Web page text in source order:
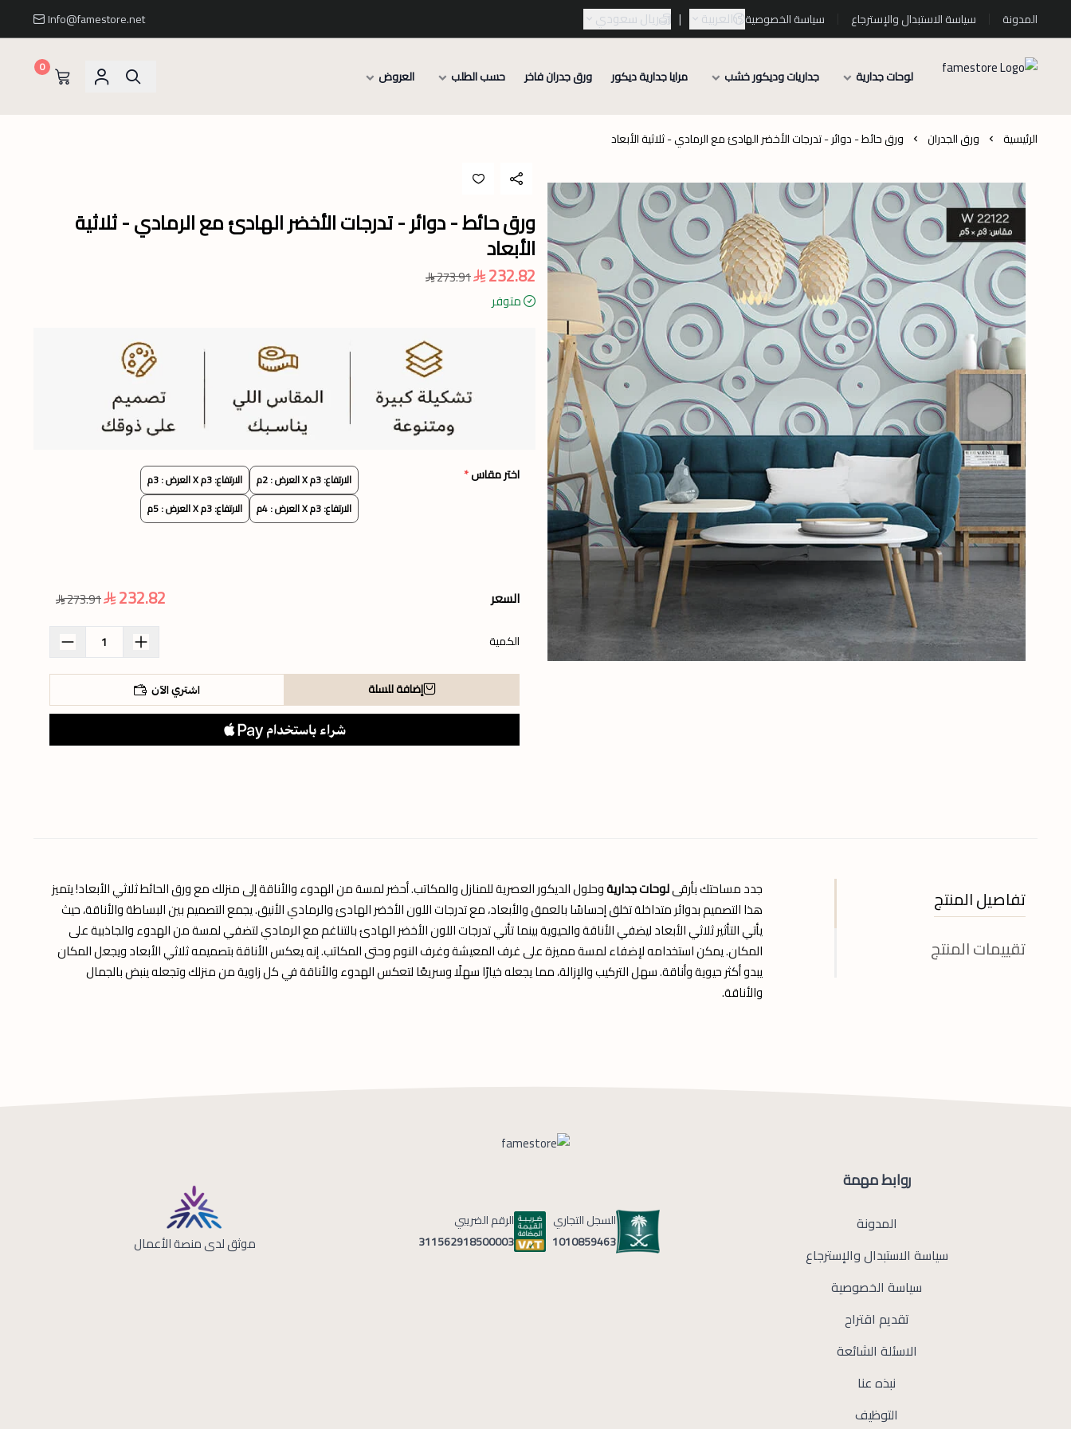
المدونة سياسة الاستبدال والإسترجاع سياسة الخصوصية العربية | ريال سعودي Info@famestore.net
لوحات جدارية جداريات وديكور خشب مرايا جدارية ديكور ورق جدران فاخر حسب الطلب العروض 0
الرئيسية ورق الجدران ورق حائط - دوائر - تدرجات الأخضر الهادئ مع الرمادي - ثلاثية الأبعاد
ورق حائط - دوائر - تدرجات الأخضر الهادئ مع الرمادي - ثلاثية
الأبعاد
232.82
273.91
متوفر
اختر مقاس* الارتفاع: 3م X العرض : 2م
الارتفاع: 3م X العرض : 3م
الارتفاع: 3م X العرض : 4م
الارتفاع: 3م X العرض : 5م
السعر 232.82
273.91
الكمية
إضافة للسلة اشتري الآن
تفاصيل المنتج
تقييمات المنتج
جدد مساحتك بأرقىلوحات جداريةوحلول الديكور العصرية للمنازل والمكاتب. أحضر لمسة من الهدوء والأناقة إلى منزلك مع ورق الحائط ثلاثي الأبعاد! يتميز
هذا التصميم بدوائر متداخلة تخلق إحساسًا بالعمق والأبعاد، مع تدرجات اللون الأخضر الهادئ والرمادي الأنيق. يجمع التصميم بين البساطة والأناقة، حيث
يأتي التأثير ثلاثي الأبعاد ليضفي الأناقة والحيوية بينما تأتي تدرجات اللون الأخضر الهادئ بالتناغم مع الرمادي لتضفي لمسة من الهدوء والجاذبية على
المكان. يمكن استخدامه لإضفاء لمسة مميزة على غرف المعيشة وغرف النوم وحتى المكاتب. إنه يعكس الأناقة بتصميمه ثلاثي الأبعاد ويجعل المكان
يبدو أكثر حيوية وأناقة. سهل التركيب والإزالة، مما يجعله خيارًا سهلًا وسريعًا لتعكس الهدوء والأناقة في كل زاوية من منزلك وتجعله ينبض بالجمال
والأناقة.
روابط مهمة
المدونة
سياسة الاستبدال والإسترجاع
سياسة الخصوصية
تقديم اقتراح
الاسئلة الشائعة
نبذه عنا
التوظيف
السجل التجاري
1010859463
الرقم الضريبي
311562918500003
موثق لدى منصة الأعمال